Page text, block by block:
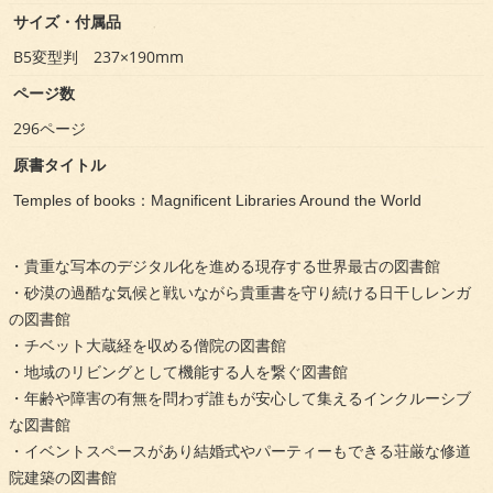
サイズ・付属品
B5変型判 237×190mm
ページ数
296ページ
原書タイトル
Temples of books：Magnificent Libraries Around the World
・貴重な写本のデジタル化を進める現存する世界最古の図書館
・砂漠の過酷な気候と戦いながら貴重書を守り続ける日干しレンガ
の図書館
・チベット大蔵経を収める僧院の図書館
・地域のリビングとして機能する人を繋ぐ図書館
・年齢や障害の有無を問わず誰もが安心して集えるインクルーシブ
な図書館
・イベントスペースがあり結婚式やパーティーもできる荘厳な修道
院建築の図書館